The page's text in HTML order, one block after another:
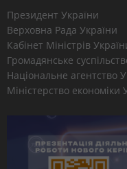
Президент України
Верховна Рада України
Кабінет Міністрів
Громадянське
Національне агентство
Міністерство економіки